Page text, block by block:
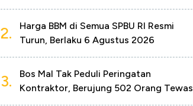
2.
Harga BBM di Semua SPBU RI Resmi
Turun, Berlaku 6 Agustus 2026
3.
Bos Mal Tak Peduli Peringatan
Kontraktor, Berujung 502 Orang Tewas